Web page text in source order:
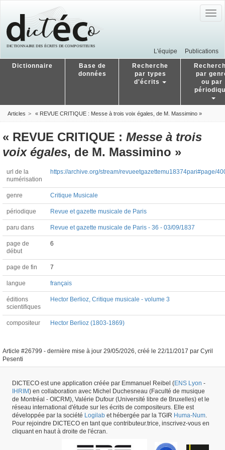
L'équipe Publications
Dictionnaire
Base de
données
Recherche
par types
d'écrits
par
ou par
Articles « REVUE CRITIQUE : Messe à trois voix égales, de M. Massimino »
« REVUE CRITIQUE : Messe à trois
voix égales, de M. Massimino »
url de la
numérisation
https://archive.org/stream/revueetgazettemu18374pari#page/
genre Critique Musicale
périodique Revue et gazette musicale de Paris
paru dans Revue et gazette musicale de Paris - 36 - 03/09/1837
page de
début
6
page de fin 7
langue français
éditions
scientifiques
Hector Berlioz, Critique musicale - volume 3
compositeur Hector Berlioz (1803-1869)
Article #26799 - dernière mise à jour 29/05/2026, créé le 22/11/2017 par Cyril
Pesenti
DICTECO est une application créée par Emmanuel Reibel (ENS Lyon -
IHRIM) en collaboration avec Michel Duchesneau (Faculté de musique
de Montréal - OICRM), Valérie Dufour (Université libre de Bruxelles) et le
réseau international d'étude sur les écrits de compositeurs. Elle est
développée par la société Logilab et hébergée par la TGIR Huma-Num
Pour rejoindre DICTECO en tant que contributeur.trice, inscrivez-vous en
cliquant en haut à droite de l'écran.